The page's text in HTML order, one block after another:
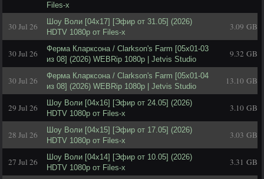
Files-x
30 Jul 26
Шоу Воли [04x17] [Эфир от 31.05] (2026)
HDTV 1080р от Files-x
3.09 GB
30 Jul 26
Ферма Кларксона / Clarkson's Farm [05х01-03
из 08] (2026) WEBRip 1080p | Jetvis Studio
9.32 GB
30 Jul 26
Ферма Кларксона / Clarkson's Farm [05х01-04
из 08] (2026) WEBRip 1080p | Jetvis Studio
13.10 GB
29 Jul 26
Шоу Воли [04x16] [Эфир от 24.05] (2026)
HDTV 1080р от Files-x
3.10 GB
28 Jul 26
Шоу Воли [04x15] [Эфир от 17.05] (2026)
HDTV 1080р от Files-x
3.03 GB
27 Jul 26
Шоу Воли [04x14] [Эфир от 10.05] (2026)
HDTV 1080р от Files-x
3.31 GB